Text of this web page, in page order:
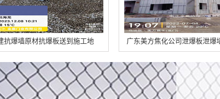
到施工地 广东美方焦化公司泄爆板泄爆墙安装的特点